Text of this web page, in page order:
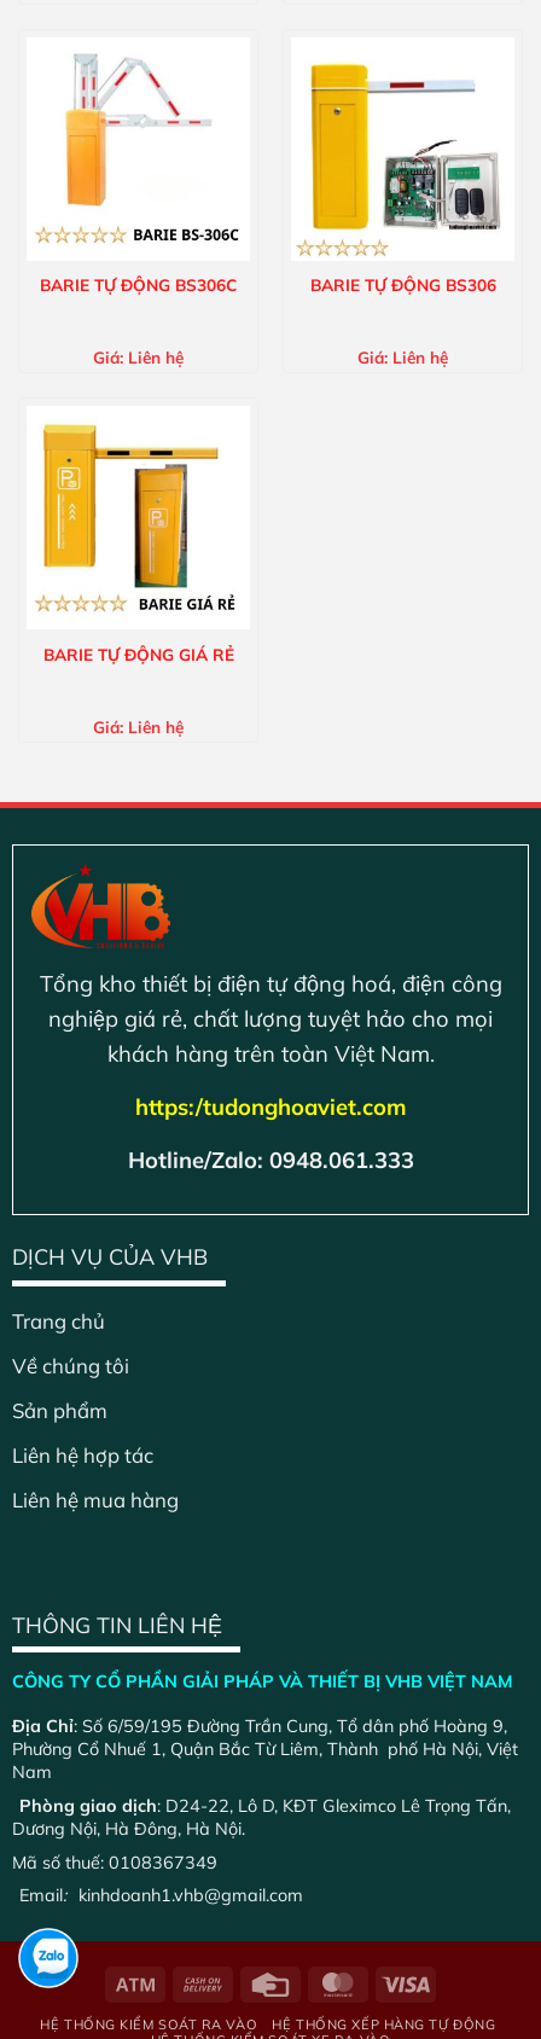
BARIE TỰ ĐỘNG BS306C
Giá: Liên hệ
BARIE TỰ ĐỘNG BS306
Giá: Liên hệ
BARIE TỰ ĐỘNG GIÁ RẺ
Giá: Liên hệ
Tổng kho thiết bị điện tự động hoá, điện công
nghiệp giá rẻ, chất lượng tuyệt hảo cho mọi
khách hàng trên toàn Việt Nam.
https:/tudonghoaviet.com
Hotline/Zalo: 0948.061.333
DỊCH VỤ CỦA VHB
Trang chủ
Về chúng tôi
Sản phẩm
Liên hệ hợp tác
Liên hệ mua hàng
THÔNG TIN LIÊN HỆ
CÔNG TY CỔ PHẦN GIẢI PHÁP VÀ THIẾT BỊ VHB VIỆT NAM
Địa Chỉ: Số 6/59/195 Đường Trần Cung, Tổ dân phố Hoàng 9,
Phường Cổ Nhuế 1, Quận Bắc Từ Liêm, Thành phố Hà Nội, Việt
Nam
Phòng giao dịch: D24-22, Lô D, KĐT Gleximco Lê Trọng Tấn,
Dương Nội, Hà Đông, Hà Nội.
Mã số thuế: 0108367349
Email: kinhdoanh1.vhb@gmail.com
HỆ THỐNG KIỂM SOÁT RA VÀO
HỆ THỐNG XẾP HÀNG TỰ ĐỘNG